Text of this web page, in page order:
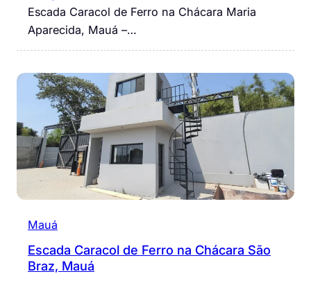
Escada Caracol de Ferro na Chácara Maria
Aparecida, Mauá –…
Mauá
Escada Caracol de Ferro na Chácara São
Braz, Mauá